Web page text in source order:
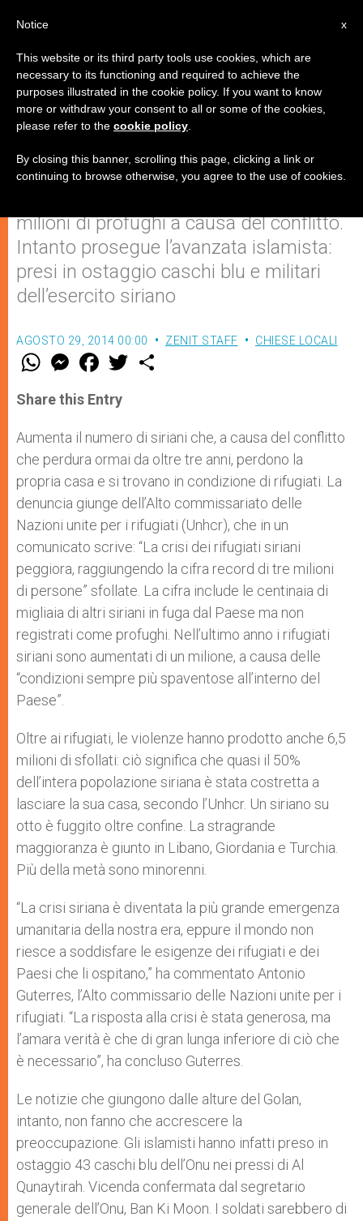
In Siria la "più grande emergenza
della nostra era"
milioni di profughi a causa del conflitto.
Intanto prosegue l’avanzata islamista:
presi in ostaggio caschi blu e militari
dell’esercito siriano
AGOSTO 29, 2014 00:00 ZENIT STAFF CHIESE LOCALI
W
t
s
p
p
M
e
s
e
g
e
r
F
a
e
b
o
k
w
r
Share this Entry
Aumenta il numero di siriani che, a causa del conflitto
che perdura ormai da oltre tre anni, perdono la
propria casa e si trovano in condizione di rifugiati. La
denuncia giunge dell’Alto commissariato delle
Nazioni unite per i rifugiati (Unhcr), che in un
comunicato scrive: “La crisi dei rifugiati siriani
peggiora, raggiungendo la cifra record di tre milioni
di persone” sfollate. La cifra include le centinaia di
migliaia di altri siriani in fuga dal Paese ma non
registrati come profughi. Nell’ultimo anno i rifugiati
siriani sono aumentati di un milione, a causa delle
“condizioni sempre più spaventose all’interno del
Paese”.
Oltre ai rifugiati, le violenze hanno prodotto anche 6,5
milioni di sfollati: ciò significa che quasi il 50%
dell’intera popolazione siriana è stata costretta a
lasciare la sua casa, secondo l’Unhcr. Un siriano su
otto è fuggito oltre confine. La stragrande
maggioranza è giunto in Libano, Giordania e Turchia.
Più della metà sono minorenni.
“La crisi siriana è diventata la più grande emergenza
umanitaria della nostra era, eppure il mondo non
riesce a soddisfare le esigenze dei rifugiati e dei
Paesi che li ospitano,” ha commentato Antonio
Guterres, l’Alto commissario delle Nazioni unite per i
rifugiati. “La risposta alla crisi è stata generosa, ma
l’amara verità è che di gran lunga inferiore di ciò che
è necessario”, ha concluso Guterres.
Le notizie che giungono dalle alture del Golan,
intanto, non fanno che accrescere la
preoccupazione. Gli islamisti hanno infatti preso in
ostaggio 43 caschi blu dell’Onu nei pressi di Al
Qunaytirah. Vicenda confermata dal segretario
generale dell’Onu, Ban Ki Moon. I soldati sarebbero di
x
Notice
This website or its third party tools use cookies, which are
necessary to its functioning and required to achieve the
purposes illustrated in the cookie policy. If you want to know
more or withdraw your consent to all or some of the cookies,
please refer to the cookie policy
By closing this banner, scrolling this page, clicking a link or
continuing to browse otherwise, you agree to the use of cookies.